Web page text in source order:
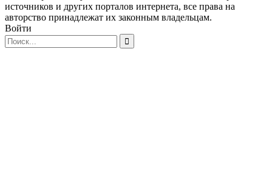
источников и других порталов интернета, все права на
авторство принадлежат их законным владельцам.
Войти